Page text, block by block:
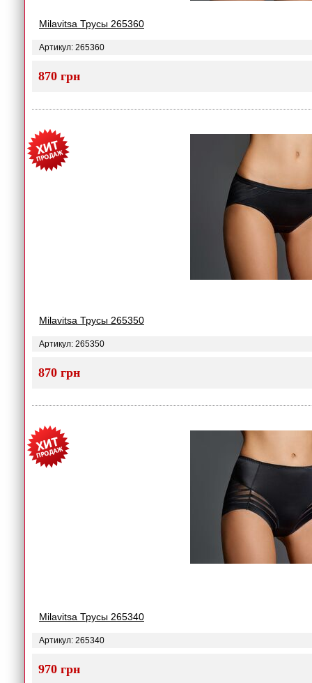
Milavitsa Трусы 265360
Артикул: 265360
870 грн
Milavitsa Трусы 265350
Артикул: 265350
870 грн
Milavitsa Трусы 265340
Артикул: 265340
970 грн